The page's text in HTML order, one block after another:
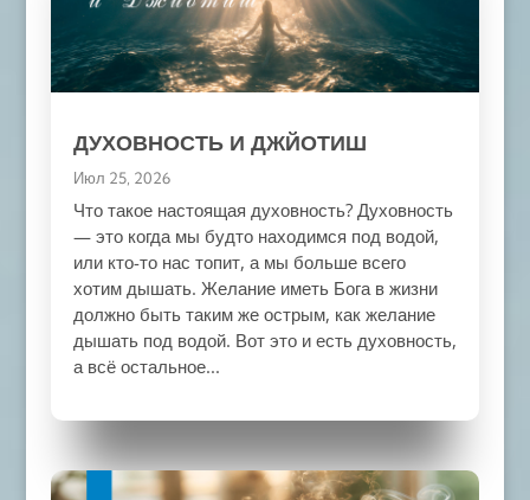
ДУХОВНОСТЬ И ДЖЙОТИШ
Июл 25, 2026
Что такое настоящая духовность? Духовность
— это когда мы будто находимся под водой,
или кто-то нас топит, а мы больше всего
хотим дышать. Желание иметь Бога в жизни
должно быть таким же острым, как желание
дышать под водой. Вот это и есть духовность,
а всё остальное...